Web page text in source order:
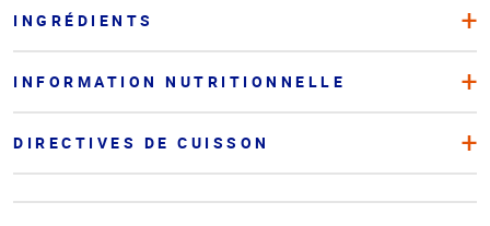
INGRÉDIENTS
INFORMATION NUTRITIONNELLE
DIRECTIVES DE CUISSON